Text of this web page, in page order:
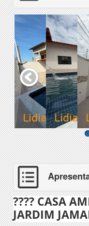
???? CASA
JARDIM